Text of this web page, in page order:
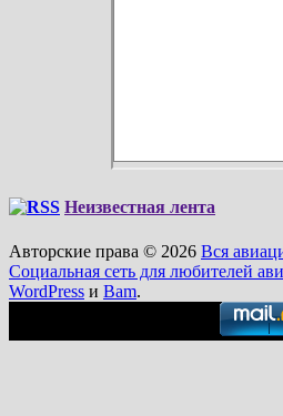
Неизвестная лента
Авторские права © 2026 Вся
Социальная сеть для любителей
WordPress и Bam.